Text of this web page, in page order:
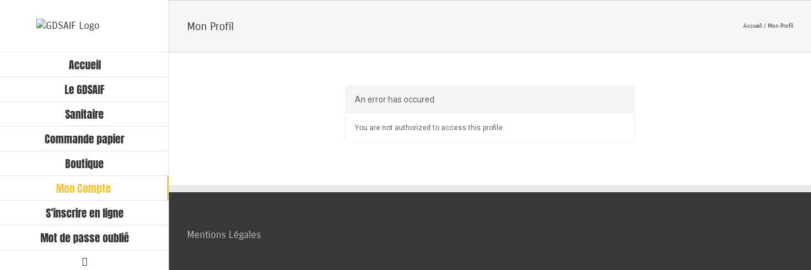
Accueil
Le GDSAIF
Sanitaire
Commande papier
Boutique
Mon Compte
S’inscrire en ligne
Mot de passe oublié
Mon Profil Accueil Mon Profil
An error has occured
You are not authorized to access this profile.
Mentions Légales